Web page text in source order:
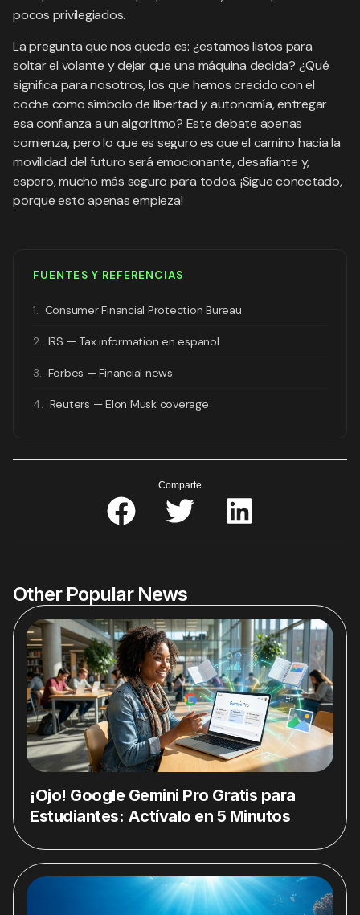
pocos privilegiados.
La pregunta que nos queda es: ¿estamos listos para
soltar el volante y dejar que una máquina decida? ¿Qué
significa para nosotros, los que hemos crecido con el
coche como símbolo de libertad y autonomía, entregar
esa confianza a un algoritmo? Este debate apenas
comienza, pero lo que es seguro es que el camino hacia la
movilidad del futuro será emocionante, desafiante y,
espero, mucho más seguro para todos. ¡Sigue conectado,
porque esto apenas empieza!
FUENTES Y REFERENCIAS
1. Consumer Financial Protection Bureau
2. IRS — Tax information en espanol
3. Forbes — Financial news
4. Reuters — Elon Musk coverage
Comparte
Other Popular News
¡Ojo! Google Gemini Pro Gratis para
Estudiantes: Actívalo en 5 Minutos